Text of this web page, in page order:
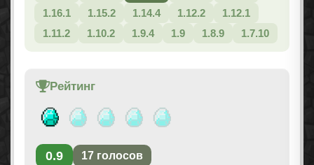
1.16.1
1.15.2 1.14.4 1.12.2
1.12.1
1.11.2
1.10.2 1.9.4 1.9 1.8.9 1.7.10
Рейтинг
0.9 17 голосов